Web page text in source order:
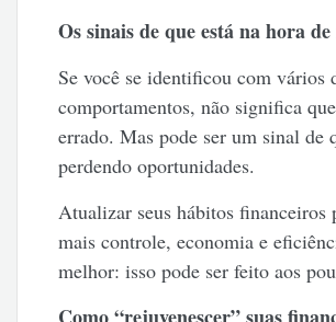
Os sinais de que está na hora
Se você se identificou com vários
comportamentos, não significa
errado. Mas pode ser um sinal de
perdendo oportunidades.
Atualizar seus hábitos financeiros
mais controle, economia e
melhor: isso pode ser feito aos